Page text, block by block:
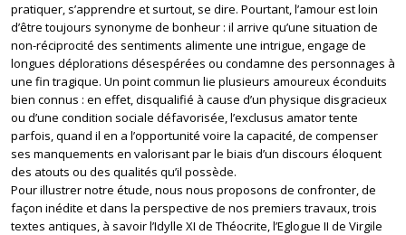
pratiquer, s’apprendre et surtout, se dire. Pourtant, l’amour est loin
d’être toujours synonyme de bonheur : il arrive qu’une situation de
non-réciprocité des sentiments alimente une intrigue, engage de
longues déplorations désespérées ou condamne des personnages à
une fin tragique. Un point commun lie plusieurs amoureux éconduits
bien connus : en effet, disqualifié à cause d’un physique disgracieux
ou d’une condition sociale défavorisée, l’exclusus amator tente
parfois, quand il en a l’opportunité voire la capacité, de compenser
ses manquements en valorisant par le biais d’un discours éloquent
des atouts ou des qualités qu’il possède.
Pour illustrer notre étude, nous nous proposons de confronter, de
façon inédite et dans la perspective de nos premiers travaux, trois
textes antiques, à savoir l’Idylle XI de Théocrite, l’Eglogue II de Virgile